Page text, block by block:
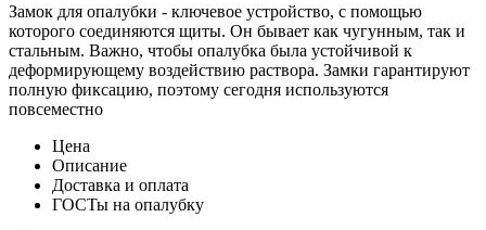
Замок для опалубки - ключевое устройство, с помощью
которого соединяются щиты. Он бывает как чугунным, так и
стальным. Важно, чтобы опалубка была устойчивой к
деформирующему воздействию раствора. Замки гарантируют
полную фиксацию, поэтому сегодня используются
повсеместно
Цена
Описание
Доставка и оплата
ГОСТы на опалубку